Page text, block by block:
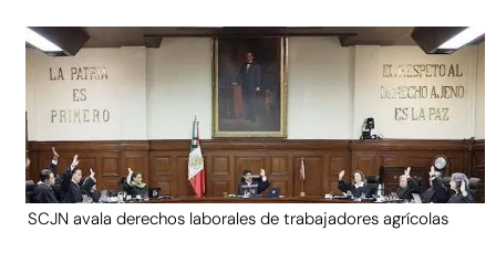
SCJN avala derechos laborales de trabajadores agrícolas